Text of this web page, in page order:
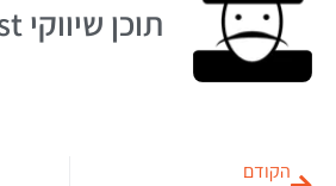
תוכן שיווקי buypost
הקודם